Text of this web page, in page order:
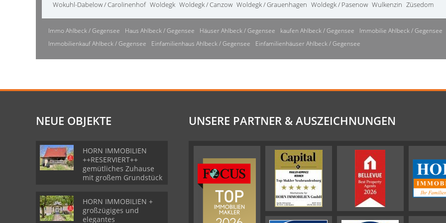
Wokuhl-Dabelow / Carolinenhof Woldegk Woldegk / Canzow Woldegk / Grauenhagen Woldegk / Pasenow Wulkenzin Züsedom
Immo Ahlbeck / Gegensee Haus Ahlbeck / Gegensee Häuser Ahlbeck / Gegensee kaufen Ahlbeck / Gegensee
Immobilie Ahlbeck / Gegensee
Immobilienkauf Ahlbeck / Gegensee
Einfamilienhaus Ahlbeck / Gegensee Einfamilienhäuser Ahlbeck / Gegensee
NEUE OBJEKTE
HORN IMMOBILIEN
++RESERVIERT++
gemütliches Zuhause
mit großem Grundstück
HORN IMMOBILIEN +
großzügiges und
elegantes
UNSERE PARTNER & AUSZEICHNUNGEN